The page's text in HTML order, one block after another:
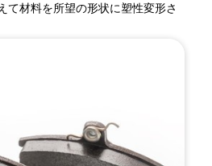
て材料を所望の形状に塑性変形さ